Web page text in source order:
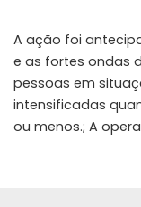
A ação foi
e as fortes ondas
pessoas em
intensificadas
ou menos.; A